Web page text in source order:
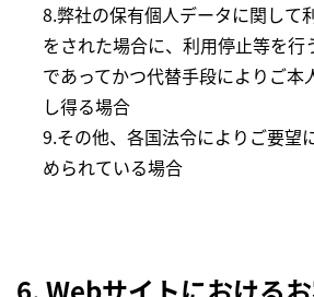
8.弊社の保有個人データに関して
をされた場合に、利用停止等を行
であってかつ代替手段によりご本
し得る場合
9.その他、各国法令によりご要望
められている場合